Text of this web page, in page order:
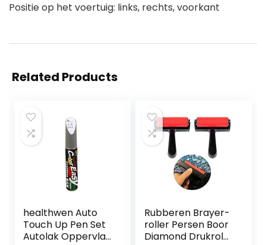
Positie op het voertuig: links, rechts, voorkant
Related Products
healthwen Auto
Touch Up Pen Set
Autolak Oppervlak
Rubberen Brayer-
roller Persen Boor
Diamond Drukrol